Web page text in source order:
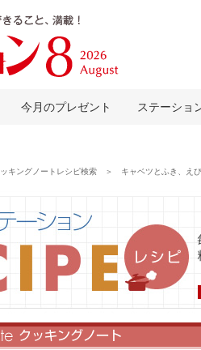
今月のプレゼント ステーショ
ングノートレシピ検索 ＞ キャベツとふき、えび